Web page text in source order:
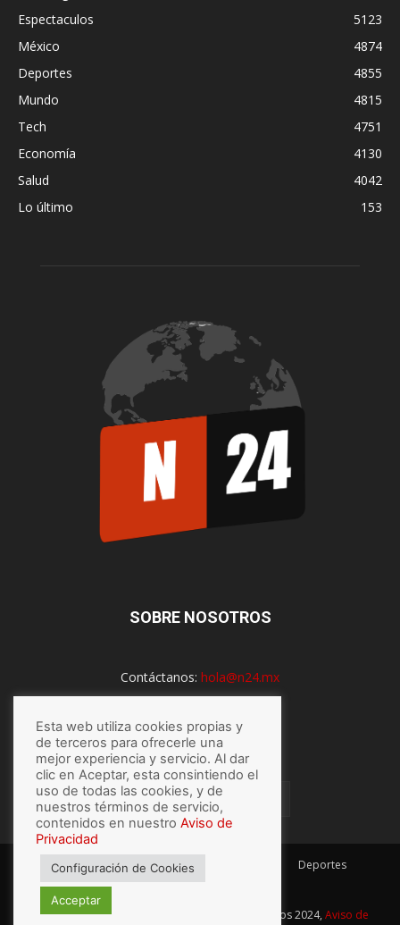
Espectaculos
5123
México
4874
Deportes
4855
Mundo
4815
Tech
4751
Economía
4130
Salud
4042
Lo último
153
SOBRE NOSOTROS
Contáctanos: hola@n24.mx
SÍGUENOS
México Mundo Economía
Deportes
Espectaculos
© Hecho con por N24.mx, Derechos Reservados 2024, Aviso de
Esta web utiliza cookies propias y
de terceros para ofrecerle una
mejor experiencia y servicio. Al dar
clic en Aceptar, esta consintiendo el
uso de todas las cookies, y de
nuestros términos de servicio,
contenidos en nuestro Aviso de
Privacidad
Configuración de Cookies
Acceptar